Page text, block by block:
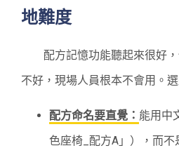
地難度
配方記憶功能聽起來很好，
不好，現場人員根本不會用。
配方命名要直覺： 能用中
色座椅_配方A」），而不